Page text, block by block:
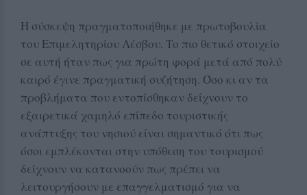
Η σύσκεψη πραγματοποιήθηκε με πρωτοβουλία
του Επιμελητηρίου Λέσβου. Το πιο θετικό στοιχείο
σε αυτή ήταν πως για πρώτη φορά μετά από πολύ
καιρό έγινε πραγματική συζήτηση. Όσο κι αν τα
προβλήματα που εντοπίσθηκαν δείχνουν το
εξαιρετικά χαμηλό επίπεδο τουριστικής
ανάπτυξης του νησιού είναι σημαντικό ότι πως
όσοι εμπλέκονται στην υπόθεση του τουρισμού
δείχνουν να κατανοούν πως πρέπει να
λειτουργήσουν με επαγγελματισμό για να